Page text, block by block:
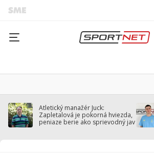
Atletický manažér Juck:
Zapletalová je pokorná hviezda,
peniaze berie ako sprievodný jav